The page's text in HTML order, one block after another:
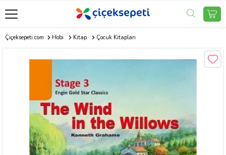
Çiçeksepeti.com Hobi Kitap Çocuk Kitapları